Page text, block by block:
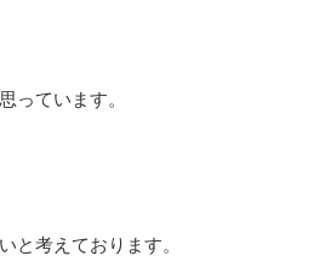
っています。
と考えております。